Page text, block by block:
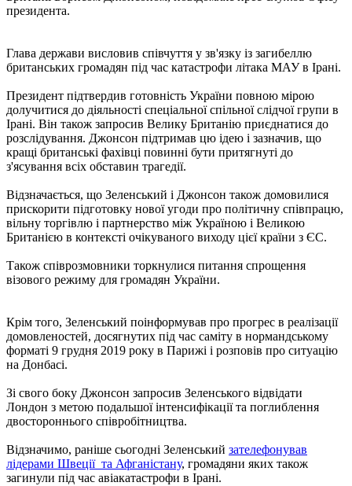
президента.
Глава держави висловив співчуття у зв'язку із загибеллю
британських громадян під час катастрофи літака МАУ в Ірані.
Президент підтвердив готовність України повною мірою
долучитися до діяльності спеціальної спільної слідчої групи в
Ірані. Він також запросив Велику Британію приєднатися до
розслідування. Джонсон підтримав цю ідею і зазначив, що
кращі британські фахівці повинні бути притягнуті до
з'ясування всіх обставин трагедії.
Відзначається, що Зеленський і Джонсон також домовилися
прискорити підготовку нової угоди про політичну співпрацю,
вільну торгівлю і партнерство між Україною і Великою
Британією в контексті очікуваного виходу цієї країни з ЄС.
Також співрозмовники торкнулися питання спрощення
візового режиму для громадян України.
Крім того, Зеленський поінформував про прогрес в реалізації
домовленостей, досягнутих під час саміту в нормандському
форматі 9 грудня 2019 року в Парижі і розповів про ситуацію
на Донбасі.
Зі свого боку Джонсон запросив Зеленського відвідати
Лондон з метою подальшої інтенсифікації та поглиблення
двостороннього співробітництва.
Відзначимо, раніше сьогодні Зеленський зателефонував
лідерами Швеції та Афганістану, громадяни яких також
загинули під час авіакатастрофи в Ірані.